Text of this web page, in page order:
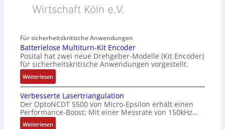
Wirtschaft Köln e.V.
Für sicherheitskritische Anwendungen
Batterielose Multiturn-Kit Encoder
Posital hat zwei neue Drehgeber-Modelle (Kit Encoder)
für sicherheitskritische Anwendungen vorgestellt.
Weiterlesen:
B
a
t
t
e
Verbesserte Lasertriangulation
Der OptoNCDT 5500 von Micro-Epsilon erhält einen
Performance-Boost: Mit einer Messrate von 150kHz…
Weiterlesen: